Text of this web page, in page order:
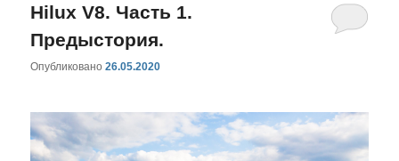
Hilux V8. Часть 1.
Предыстория.
Опубликовано26.05.2020